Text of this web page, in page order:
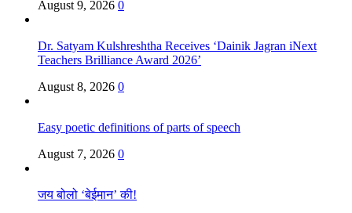
August 9, 2026 0
Dr. Satyam Kulshreshtha Receives ‘Dainik Jagran iNext
Teachers Brilliance Award 2026’
August 8, 2026 0
Easy poetic definitions of parts of speech
August 7, 2026 0
जय बोलो ‘बेईमान’ की!